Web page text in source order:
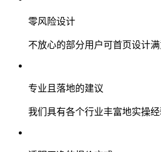
零风险设计
不放心的部分用户可首页设计
专业且落地的建议
我们具有各个行业丰富地实操